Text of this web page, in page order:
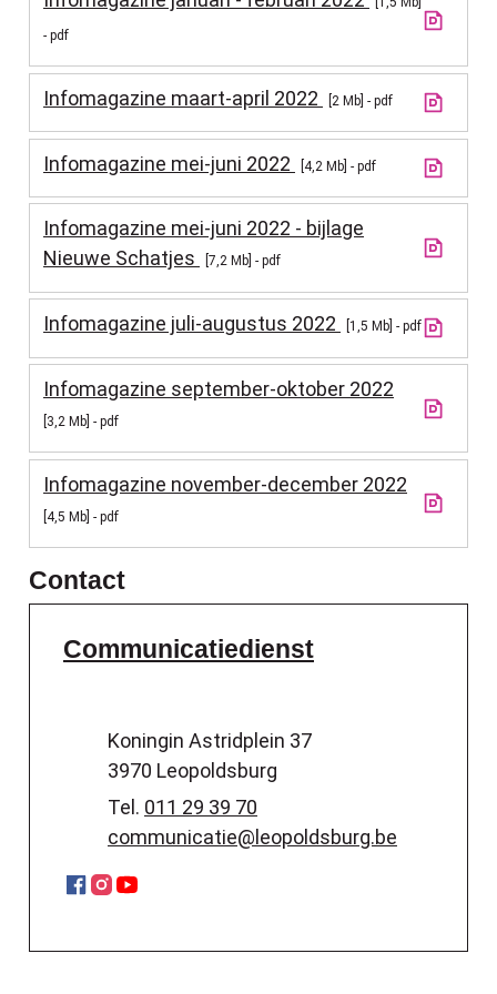
pdf
Infomagazine maart-april 2022 2 Mb pdf
Infomagazine mei-juni 2022 4,2 Mb pdf
Infomagazine mei-juni 2022 - bijlage
Nieuwe Schatjes
7,2 Mb pdf
Infomagazine juli-augustus 2022 1,5 Mb pdf
Infomagazine september-oktober 2022
3,2 Mb pdf
Infomagazine november-december 2022
4,5 Mb pdf
Contact
Communicatiedienst
AdresKoningin Astridplein 37
,3970 Leopoldsburg
011 29 39 70
E-mailcommunicatie@ leopoldsburg.be
Facebook
Instagram
YouTube